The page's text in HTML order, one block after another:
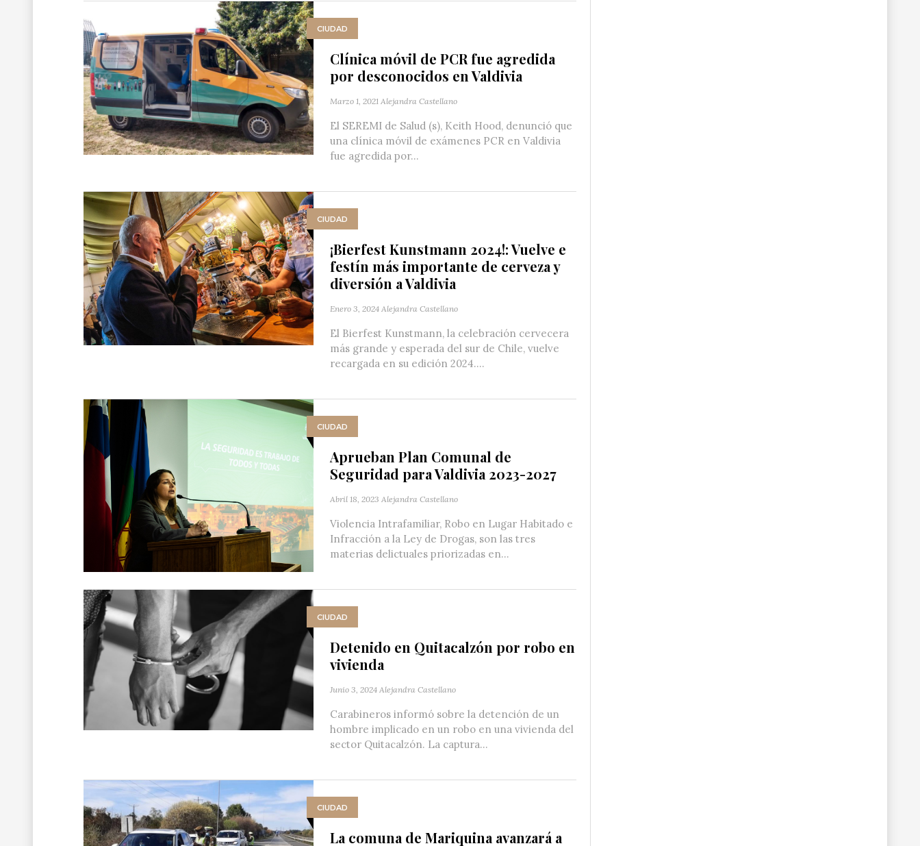
CIUDAD
Clínica móvil de PCR fue agredida
por desconocidos en Valdivia
Marzo 1, 2021 Alejandra Castellano
El SEREMI de Salud (s), Keith Hood, denunció que
una clínica móvil de exámenes PCR en Valdivia
fue agredida por...
CIUDAD
¡Bierfest Kunstmann 2024!: Vuelve e
festín más importante de cerveza y
diversión a Valdivia
Enero 3, 2024 Alejandra Castellano
El Bierfest Kunstmann, la celebración cervecera
más grande y esperada del sur de Chile, vuelve
recargada en su edición 2024....
CIUDAD
Aprueban Plan Comunal de
Seguridad para Valdivia 2023-2027
Abril 18, 2023 Alejandra Castellano
Violencia Intrafamiliar, Robo en Lugar Habitado e
Infracción a la Ley de Drogas, son las tres
materias delictuales priorizadas en...
CIUDAD
Detenido en Quitacalzón por robo en
vivienda
Junio 3, 2024 Alejandra Castellano
Carabineros informó sobre la detención de un
hombre implicado en un robo en una vivienda del
sector Quitacalzón. La captura...
CIUDAD
La comuna de Mariquina avanzará a